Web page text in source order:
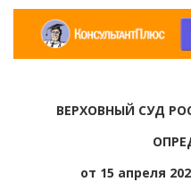
ВЕРХОВНЫЙ СУД
от 15 апреля